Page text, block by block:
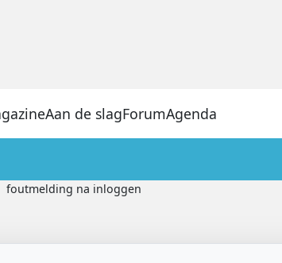
Aan de slagForumAgenda
foutmelding na inloggen